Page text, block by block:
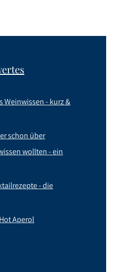
Weinwissen - kurz &
schon über
wollten - ein
- die
Aperol